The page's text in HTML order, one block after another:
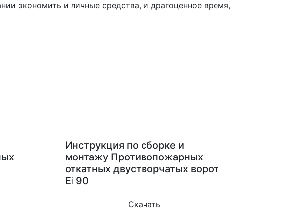
экономить и личные средства, и драгоценное время,
Инструкция по сборке и
монтажу Противопожарных
откатных двустворчатых ворот
Ei 90
Скачать